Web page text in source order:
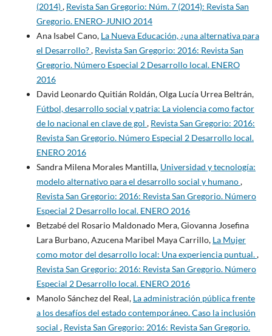
(2014), Revista San Gregorio: Núm. 7 (2014): Revista San
Gregorio. ENERO-JUNIO 2014
Ana Isabel Cano, La Nueva Educación, ¿una alternativa para
el Desarrollo?, Revista San Gregorio: 2016: Revista San
Gregorio. Número Especial 2 Desarrollo local. ENERO
2016
David Leonardo Quitián Roldán, Olga Lucía Urrea Beltrán,
Fútbol, desarrollo social y patria: La violencia como factor
de lo nacional en clave de gol , Revista San Gregorio: 2016:
Revista San Gregorio. Número Especial 2 Desarrollo local.
ENERO 2016
Sandra Milena Morales Mantilla, Universidad y tecnología:
modelo alternativo para el desarrollo social y humano,
Revista San Gregorio: 2016: Revista San Gregorio. Número
Especial 2 Desarrollo local. ENERO 2016
Betzabé del Rosario Maldonado Mera, Giovanna Josefina
Lara Burbano, Azucena Maribel Maya Carrillo, La Mujer
como motor del desarrollo local: Una experiencia puntual.,
Revista San Gregorio: 2016: Revista San Gregorio. Número
Especial 2 Desarrollo local. ENERO 2016
Manolo Sánchez del Real, La administración pública frente
a los desafíos del estado contemporáneo. Caso la inclusión
social , Revista San Gregorio: 2016: Revista San Gregorio.